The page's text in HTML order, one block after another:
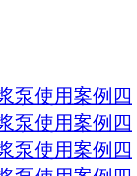
泵使用案例四
泵使用案例四
泵使用案例四